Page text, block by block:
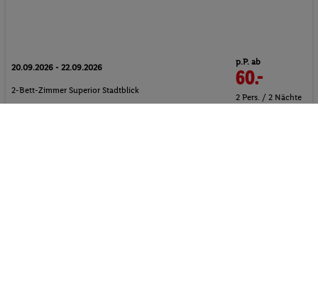
20.09.2026 - 22.09.2026
2-Bett-Zimmer Superior Stadtblick
Ohne Verpflegung
p.P. ab
60.-
2 Pers. / 2 Nächte